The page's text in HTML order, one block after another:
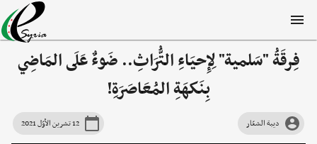
فِرقَةُ "سَلمية" لِإِحيَاءِ التُّرَاثِ.. ضَوءٌ عَلَى المَاضِي
بِنَكهَةِ المُعَاصَرَةِ!
ديبة الشعّار 12 تشرين الأوّل 2021